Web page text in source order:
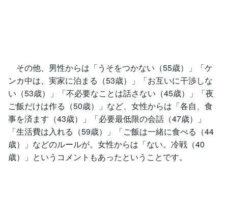
その他、男性からは「うそをつかない（55歳）」「ケ
ンカ中は、実家に泊まる（53歳）」「お互いに干渉しな
い（53歳）」「不必要なことは話さない（45歳）」「夜
ご飯だけは作る（50歳）」など、女性からは「各自、食
事を済ます（43歳）」「必要最低限の会話（47歳）」
「生活費は入れる（59歳）」「ご飯は一緒に食べる（44
歳）」などのルールが。女性からは「ない。冷戦（40
歳）」というコメントもあったということです。